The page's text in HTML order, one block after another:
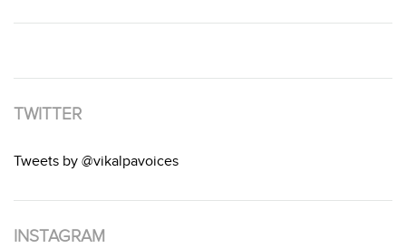
TWITTER
Tweets by @vikalpavoices
INSTAGRAM